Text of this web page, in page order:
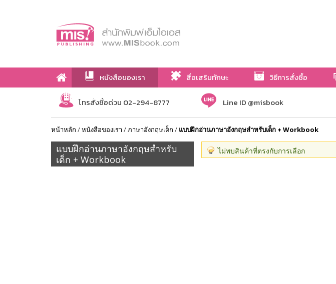
หนังสือของเรา สื่อเสริมทักษะ วิธีการสั่งซื้อ
เกี่ยวกับเรา
โทรสั่งซื้อด่วน 02-294-8777 Line ID @misbook
หน้าหลัก /หนังสือของเรา /ภาษาอังกฤษเด็ก / แบบฝึกอ่านภาษาอังกฤษสำหรับเด็ก + Workbook
แบบฝึกอ่านภาษาอังกฤษสำหรับ
เด็ก + Workbook
ไม่พบสินค้าที่ตรงกับการเลือก